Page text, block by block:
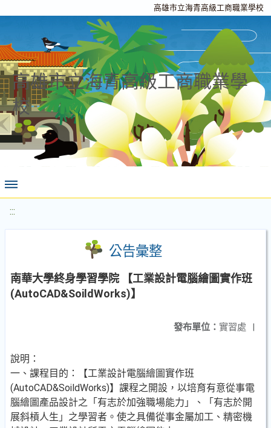
高雄市立海青高級工商職業學校
高雄市立海青高級工商職業學
校
:::
公告彙整
南華大學終身學習學院 【工業設計電腦繪圖實作班
(AutoCAD&SoildWorks)】
發布單位： 實習處 |
說明：
一、課程目的：【工業設計電腦繪圖實作班
(AutoCAD&SoildWorks)】課程之開設，以培育有意從事電
腦繪圖產品設計之「有志於加強職場能力」、「有志於開
展斜槓人生」之學習者。使之具備從事金屬加工、精密機